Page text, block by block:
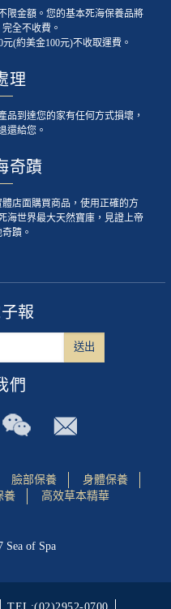
限金額。您的基本死海保養品將
全不收費。
(約美金100元)不收取運費。
理
品到達您的家有任何方式損壞，
還給您。
奇蹟
店面購買商品，使用正確的方
海世界最大天然寶庫，見證上帝
蹟。
報
們
臉部保養
身體保養
養 高效草本精華
Sea of Spa